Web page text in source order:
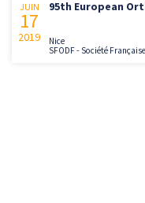
JUIN
17
2019
95th European
Nice
SFODF - Société